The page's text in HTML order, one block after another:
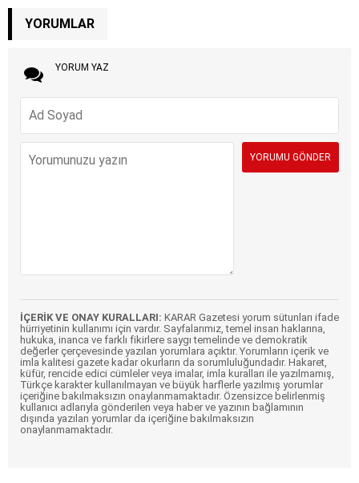
YORUMLAR
YORUM YAZ
İÇERİK VE ONAY KURALLARI: KARAR Gazetesi yorum sütunları ifade
hürriyetinin kullanımı için vardır. Sayfalarımız, temel insan haklarına,
hukuka, inanca ve farklı fikirlere saygı temelinde ve demokratik
değerler çerçevesinde yazılan yorumlara açıktır. Yorumların içerik ve
imla kalitesi gazete kadar okurların da sorumluluğundadır. Hakaret,
küfür, rencide edici cümleler veya imalar, imla kuralları ile yazılmamış,
Türkçe karakter kullanılmayan ve büyük harflerle yazılmış yorumlar
içeriğine bakılmaksızın onaylanmamaktadır. Özensizce belirlenmiş
kullanıcı adlarıyla gönderilen veya haber ve yazının bağlamının
dışında yazılan yorumlar da içeriğine bakılmaksızın
onaylanmamaktadır.